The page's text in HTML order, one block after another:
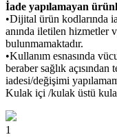
İade yapılamayan
•Dijital ürün kodlarında
anında iletilen hizmetler
bulunmamaktadır.
•Kullanım esnasında
beraber sağlık
iadesi/değişimi
Kulak içi /kulak üstü
1